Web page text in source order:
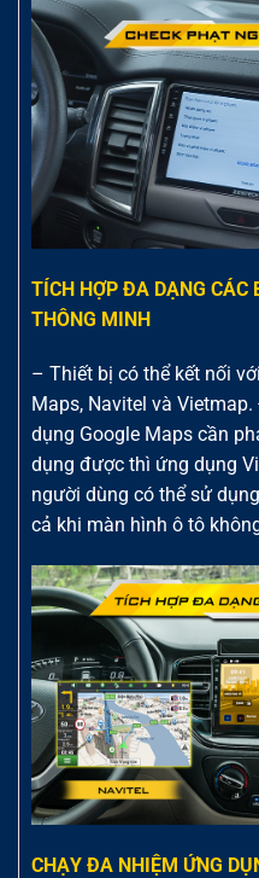
TÍCH HỢP ĐA DẠNG CÁC
THÔNG MINH
– Thiết bị có thể kết nối
Maps, Navitel và
dụng Google Maps cần
dụng được thì ứng dụng
người dùng có thể sử
cả khi màn hình ô tô
CHẠY ĐA NHIỆM ỨNG